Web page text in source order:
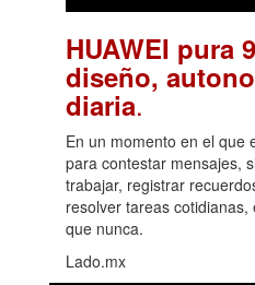
HUAWEI pura
diseño,
diaria.
En un momento en el que
para contestar mensajes,
trabajar, registrar
resolver tareas
que nunca.
Lado.mx